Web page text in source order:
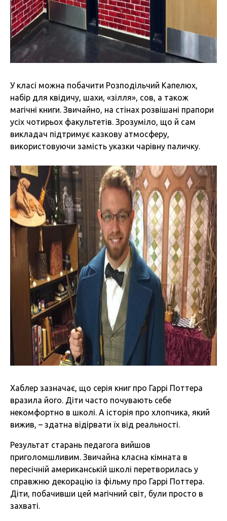
У класі можна побачити Розподільчий Капелюх,
набір для квідичу, шахи, «зілля», сов, а також
магічні книги. Звичайно, на стінах розвішані прапори
усіх чотирьох факультетів. Зрозуміло, що й сам
викладач підтримує казкову атмосферу,
використовуючи замість указки чарівну паличку.
Хаблер зазначає, що серія книг про Гаррі Поттера
вразила його. Діти часто почувають себе
некомфортно в школі. А історія про хлопчика, який
вижив, – здатна відірвати їх від реальності.
Результат старань педагога вийшов
приголомшливим. Звичайна класна кімната в
пересічній американській школі перетворилась у
справжню декорацію із фільму про Гаррі Поттера.
Діти, побачивши цей магічний світ, були просто в
захваті.